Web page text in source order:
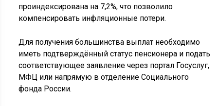
проиндексирована на 7,2%, что позволило
компенсировать инфляционные потери.
Для получения большинства выплат необходимо
иметь подтверждённый статус пенсионера и подать
соответствующее заявление через портал Госуслуг,
МФЦ или напрямую в отделение Социального
фонда России.